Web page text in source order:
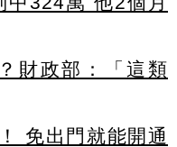
財政部：「這類
免出門就能開通